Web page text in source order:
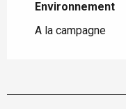
Environnement
Environnement
A la campagne